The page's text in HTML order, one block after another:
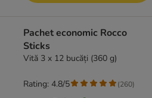
Pachet economic Rocco
Sticks
Vită 3 x 12 bucăți (360 g)
Rating: 4.8/5 (260)